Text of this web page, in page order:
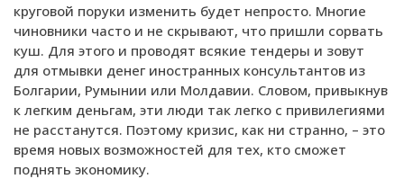
круговой поруки изменить будет непросто. Многие
чиновники часто и не скрывают, что пришли сорвать
куш. Для этого и проводят всякие тендеры и зовут
для отмывки денег иностранных консультантов из
Болгарии, Румынии или Молдавии. Словом, привыкнув
к легким деньгам, эти люди так легко с привилегиями
не расстанутся. Поэтому кризис, как ни странно, – это
время новых возможностей для тех, кто сможет
поднять экономику.